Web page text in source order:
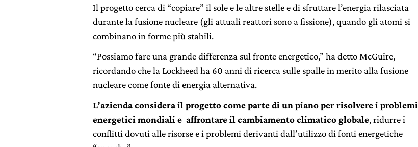
Il progetto cerca di “copiare” il sole e le altre stelle e di sfruttare l’energia rilasciata
durante la fusione nucleare (gli attuali reattori sono a fissione), quando gli atomi si
combinano in forme più stabili.
“Possiamo fare una grande differenza sul fronte energetico,” ha detto McGuire,
ricordando che la Lockheed ha 60 anni di ricerca sulle spalle in merito alla fusione
nucleare come fonte di energia alternativa.
L’azienda considera il progetto come parte di un piano per risolvere i problemi
energetici mondiali e affrontare il cambiamento climatico globale, ridurre i
conflitti dovuti alle risorse e i problemi derivanti dall’utilizzo di fonti energetiche